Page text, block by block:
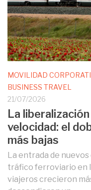
MOVILIDAD
BUSINESS TRAVEL
21/07/2026
La
velocidad: el
más bajas
La entrada de
tráfico ferroviario en
viajeros crecieron